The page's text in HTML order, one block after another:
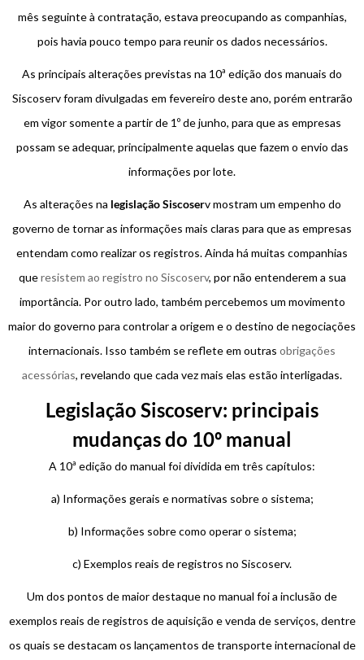
mês seguinte à contratação, estava preocupando as companhias,
pois havia pouco tempo para reunir os dados necessários.
As principais alterações previstas na 10ª edição dos manuais do
Siscoserv foram divulgadas em fevereiro deste ano, porém entrarão
em vigor somente a partir de 1º de junho, para que as empresas
possam se adequar, principalmente aquelas que fazem o envio das
informações por lote.
As alterações na legislação Siscoserv mostram um empenho do
governo de tornar as informações mais claras para que as empresas
entendam como realizar os registros. Ainda há muitas companhias
queresistem ao registro no Siscoserv, por não entenderem a sua
importância. Por outro lado, também percebemos um movimento
maior do governo para controlar a origem e o destino de negociações
internacionais. Isso também se reflete em outras obrigações
acessórias, revelando que cada vez mais elas estão interligadas.
Legislação Siscoserv: principais
mudanças do 10º manual
A 10ª edição do manual foi dividida em três capítulos:
a) Informações gerais e normativas sobre o sistema;
b) Informações sobre como operar o sistema;
c) Exemplos reais de registros no Siscoserv.
Um dos pontos de maior destaque no manual foi a inclusão de
exemplos reais de registros de aquisição e venda de serviços, dentre
os quais se destacam os lançamentos de transporte internacional de